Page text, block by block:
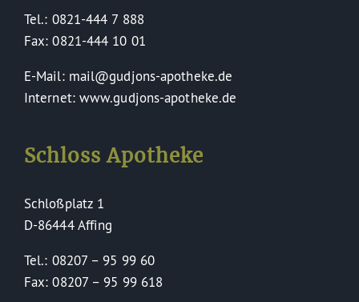
Tel.: 0821-444 7 888
Fax: 0821-444 10 01
E-Mail: mail@gudjons-apotheke.de
Internet: www.gudjons-apotheke.de
Schloss Apotheke
Schloßplatz 1
D-86444 Affing
Tel.: 08207 – 95 99 60
Fax: 08207 – 95 99 618